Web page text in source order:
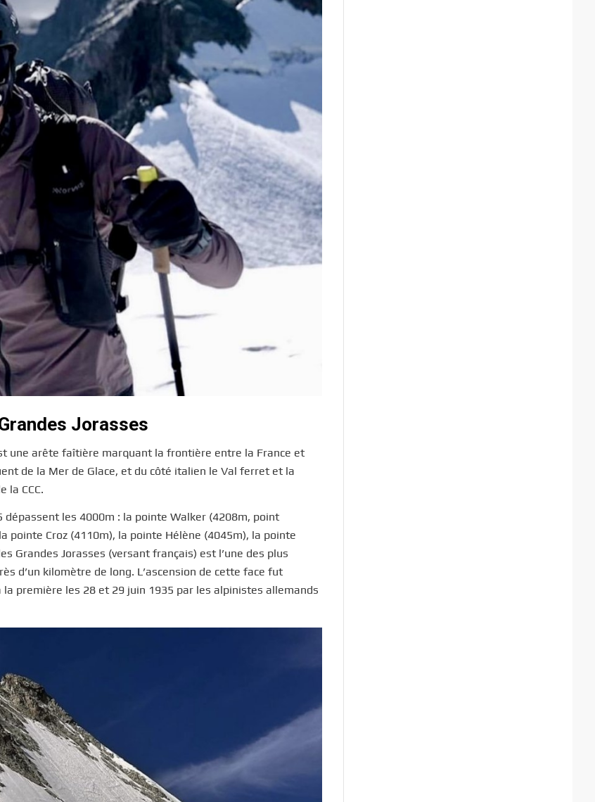
Jorasses
une arête faîtière marquant la frontière entre la France et
de la Mer de Glace, et du côté italien le Val ferret et la
la CCC.
les 4000m : la pointe Walker (4208m, point
pointe Croz (4110m), la pointe Hélène (4045m), la pointe
Grandes Jorasses (versant français) est l’une des plus
d’un kilomètre de long. L’ascension de cette face fut
la première les 28 et 29 juin 1935 par les alpinistes allemands